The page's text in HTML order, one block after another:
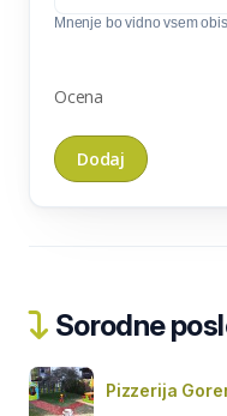
Mnenje bo vidno vsem
Ocena
Sorodne
Pizzerija